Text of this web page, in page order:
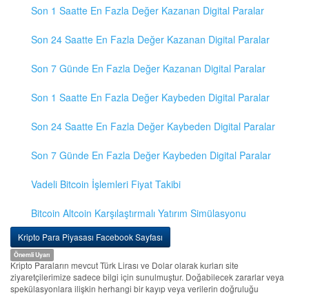
Son 1 Saatte En Fazla Değer Kazanan Digital Paralar
Son 24 Saatte En Fazla Değer Kazanan Digital Paralar
Son 7 Günde En Fazla Değer Kazanan Digital Paralar
Son 1 Saatte En Fazla Değer Kaybeden Digital Paralar
Son 24 Saatte En Fazla Değer Kaybeden Digital Paralar
Son 7 Günde En Fazla Değer Kaybeden Digital Paralar
Vadeli Bitcoin İşlemleri Fiyat Takibi
Bitcoin Altcoin Karşılaştırmalı Yatırım Simülasyonu
Kripto Para Piyasası Facebook Sayfası
Önemli Uyarı
Kripto Paraların mevcut Türk Lirası ve Dolar olarak kurları site
ziyaretçilerimize sadece bilgi için sunulmuştur. Doğabilecek zararlar veya
spekülasyonlara ilişkin herhangi bir kayıp veya verilerin doğruluğu